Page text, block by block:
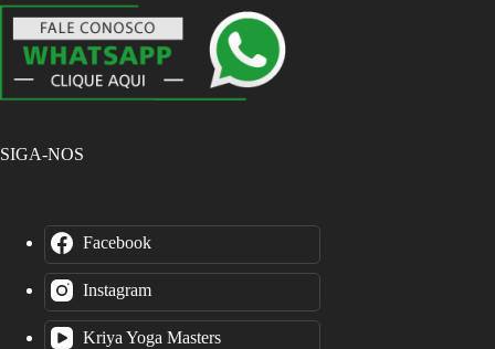
SIGA-NOS
Facebook
Instagram
Kriya Yoga Masters